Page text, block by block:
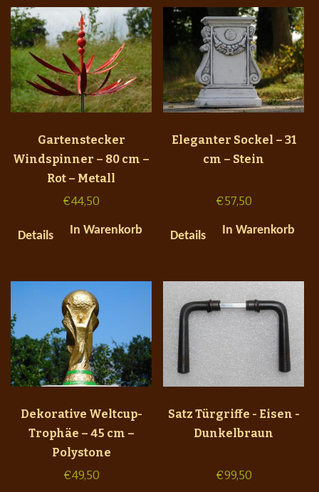
Gartenstecker
Windspinner – 80 cm –
Rot – Metall
€44,50
Details In Warenkorb
Eleganter Sockel – 31
cm – Stein
€57,50
Details In Warenkorb
Dekorative Weltcup-
Trophäe – 45 cm –
Polystone
€49,50
Satz Türgriffe - Eisen -
Dunkelbraun
€99,50